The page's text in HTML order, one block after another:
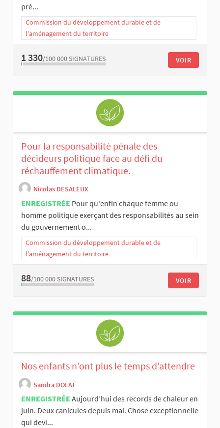
pré...
Commission du développement durable et de
l’aménagement du territoire
1 330/100 000 SIGNATURES VOIR
Pour la responsabilité pénale des
décideurs politique face au défi du
réchauffement climatique.
Nicolas DESALEUX
ENREGISTRÉE Pour qu'enfin chaque femme ou
homme politique exerçant des responsabilités au sein
du gouvernement o...
Commission du développement durable et de
l’aménagement du territoire
88/100 000 SIGNATURES VOIR
Nos enfants n’ont plus le temps d’attendre
Sandra DOLAT
ENREGISTRÉE Aujourd’hui des records de chaleur en
juin. Deux canicules depuis mai. Chose exceptionnelle
qui devi...